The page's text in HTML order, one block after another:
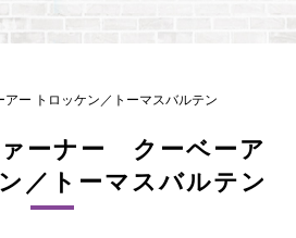
ー トロッケン／トーマスバルテン
ーナー クーベーア
／トーマスバルテン